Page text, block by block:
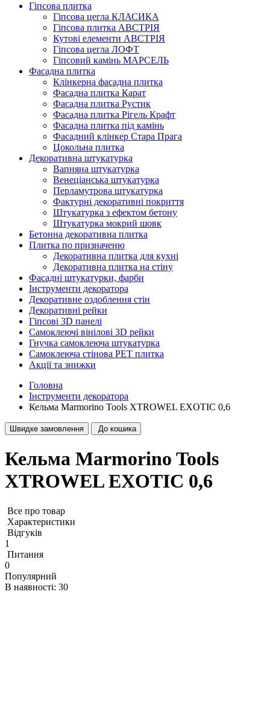
Гіпсова плитка
Гіпсова цегла КЛАСИКА
Гіпсова плитка АВСТРІЯ
Кутові елементи АВСТРІЯ
Гіпсова цегла ЛОФТ
Гіпсовий камінь МАРСЕЛЬ
Фасадна плитка
Клінкерна фасадна плитка
Фасадна плитка Карат
Фасадна плитка Рустик
Фасадна плитка Рігель Крафт
Фасадна плитка під камінь
Фасадний клінкер Стара Прага
Цокольна плитка
Декоративна штукатурка
Вапняна штукатурка
Венеціанська штукатурка
Перламутрова штукатурка
Фактурні декоративні покриття
Штукатурка з ефектом бетону
Штукатурка мокрий шовк
Бетонна декоративна плитка
Плитка по призначеню
Декоративна плитка для кухні
Декоративна плитка на стіну
Фасадні штукатурки, фарби
Інструменти декоратора
Декоративне оздоблення стін
Декоративні рейки
Гіпсові 3D панелі
Самоклеючі вінілові 3D рейки
Гнучка самоклеюча штукатурка
Самоклеюча стінова PET плитка
Акції та знижки
Головна
Інструменти декоратора
Кельма Marmorino Tools XTROWEL EXOTIC 0,6
Швидке замовлення До кошика
Кельма Marmorino Tools
XTROWEL EXOTIC 0,6
Все про товар
Характеристики
Відгуків
1
Питання
0
Популярний
В наявності: 30